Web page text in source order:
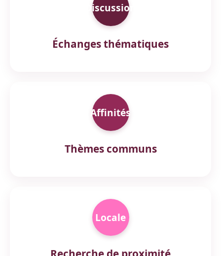
Discussion
Échanges thématiques
Affinités
Thèmes communs
Locale